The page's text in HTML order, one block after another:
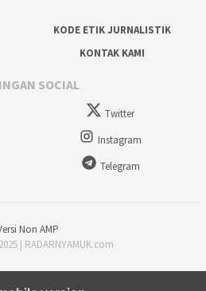
KODE ETIK JURNALISTIK
KONTAK KAMI
SOCIAL
Twitter
Instagram
Telegram
Non AMP
| RADARNYAMUK.com